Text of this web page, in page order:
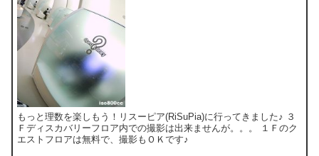
もっと理数を楽しもう！リスーピア(RiSuPia)に行ってきました♪ ３
Ｆディスカバリーフロア内での撮影は出来ませんが。。。 １Ｆのク
エストフロアは無料で、撮影もＯＫです♪